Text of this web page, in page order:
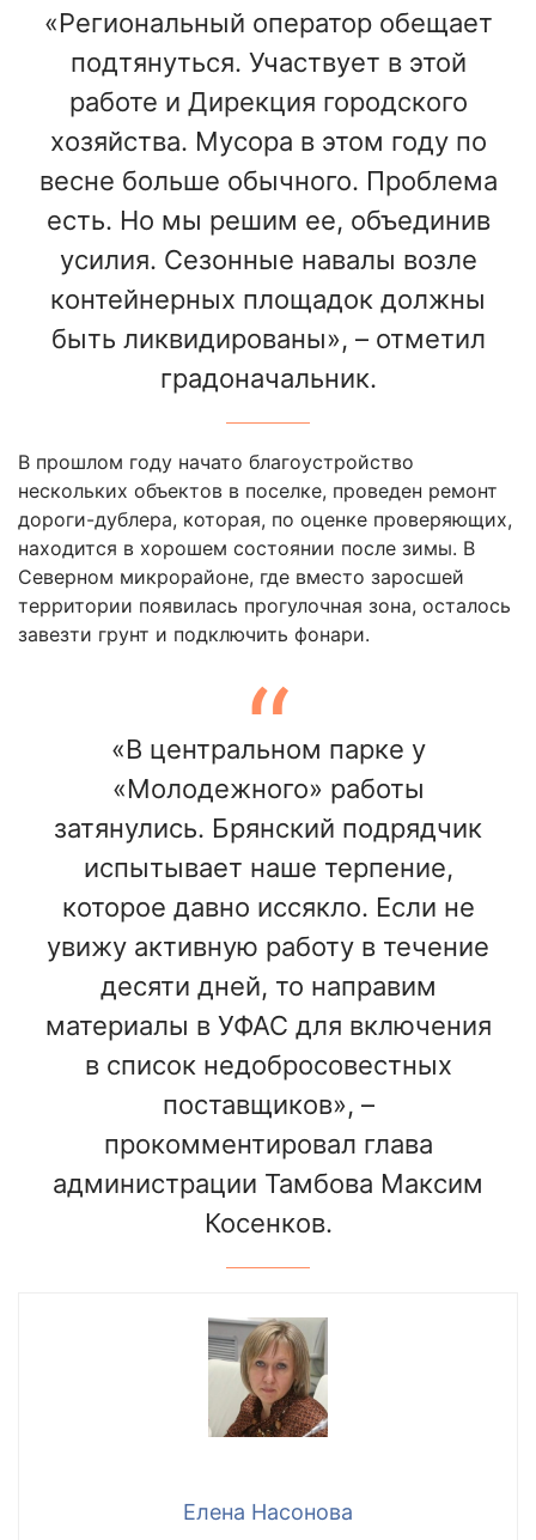
«Региональный оператор обещает
подтянуться. Участвует в этой
работе и Дирекция городского
хозяйства. Мусора в этом году по
весне больше обычного. Проблема
есть. Но мы решим ее, объединив
усилия. Сезонные навалы возле
контейнерных площадок должны
быть ликвидированы», – отметил
градоначальник.
В прошлом году начато благоустройство
нескольких объектов в поселке, проведен ремонт
дороги-дублера, которая, по оценке проверяющих,
находится в хорошем состоянии после зимы. В
Северном микрорайоне, где вместо заросшей
территории появилась прогулочная зона, осталось
завезти грунт и подключить фонари.
«В центральном парке у
«Молодежного» работы
затянулись. Брянский подрядчик
испытывает наше терпение,
которое давно иссякло. Если не
увижу активную работу в течение
десяти дней, то направим
материалы в УФАС для включения
в список недобросовестных
поставщиков», –
прокомментировал глава
администрации Тамбова Максим
Косенков.
Елена Насонова